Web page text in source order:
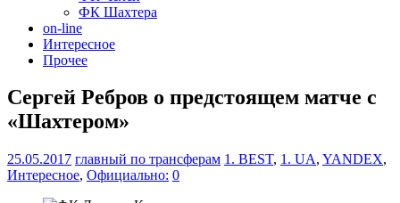
ФК Шахтера
on-line
Интересное
Прочее
Сергей Ребров о предстоящем матче с
«Шахтером»
25.05.2017 главный по трансферам 1. BEST, 1. UA, YANDEX,
Интересное, Официально: 0